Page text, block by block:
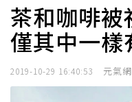
茶和咖啡被
僅其中一樣
2019-10-29 16:40:53 元氣